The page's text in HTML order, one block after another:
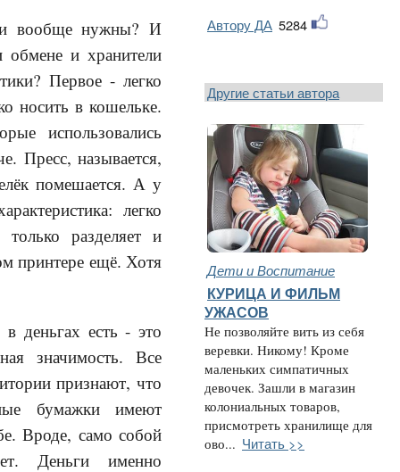
вообще нужны? И
обмене и хранители
Первое - легко
носить в кошельке.
использовались
Пресс, называется,
помешается. А у
легко
разделяет и
принтере ещё. Хотя
деньгах есть - это
значимость. Все
признают, что
бумажки имеют
Вроде, само собой
Деньги именно
Автору ДА 5284
Другие статьи автора
Дети и Воспитание
КУРИЦА И ФИЛЬМ
УЖАСОВ
Не позволяйте вить из себя
веревки. Никому! Кроме
маленьких симпатичных
девочек. Зашли в магазин
колониальных товаров,
присмотреть хранилище для
ово... Читать >>